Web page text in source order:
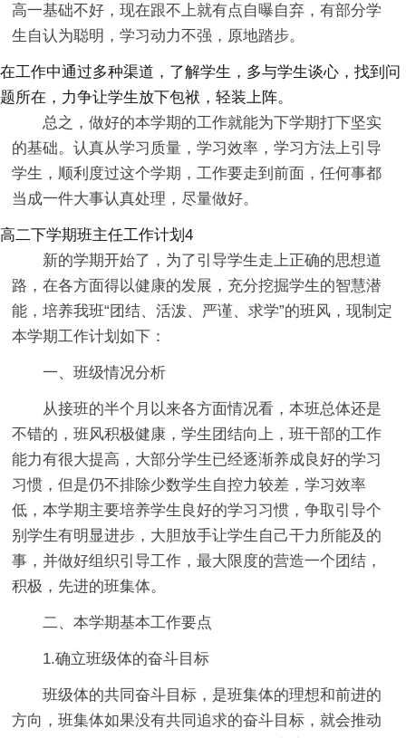
高一基础不好，现在跟不上就有点自曝自弃，有部分学
生自认为聪明，学习动力不强，原地踏步。
在工作中通过多种渠道，了解学生，多与学生谈心，找到问
题所在，力争让学生放下包袱，轻装上阵。
总之，做好的本学期的工作就能为下学期打下坚实
的基础。认真从学习质量，学习效率，学习方法上引导
学生，顺利度过这个学期，工作要走到前面，任何事都
当成一件大事认真处理，尽量做好。
高二下学期班主任工作计划4
新的学期开始了，为了引导学生走上正确的思想道
路，在各方面得以健康的发展，充分挖掘学生的智慧潜
能，培养我班“团结、活泼、严谨、求学”的班风，现制定
本学期工作计划如下：
一、班级情况分析
从接班的半个月以来各方面情况看，本班总体还是
不错的，班风积极健康，学生团结向上，班干部的工作
能力有很大提高，大部分学生已经逐渐养成良好的学习
习惯，但是仍不排除少数学生自控力较差，学习效率
低，本学期主要培养学生良好的学习习惯，争取引导个
别学生有明显进步，大胆放手让学生自己干力所能及的
事，并做好组织引导工作，最大限度的营造一个团结，
积极，先进的班集体。
二、本学期基本工作要点
1.确立班级体的奋斗目标
班级体的共同奋斗目标，是班集体的理想和前进的
方向，班集体如果没有共同追求的奋斗目标，就会推动